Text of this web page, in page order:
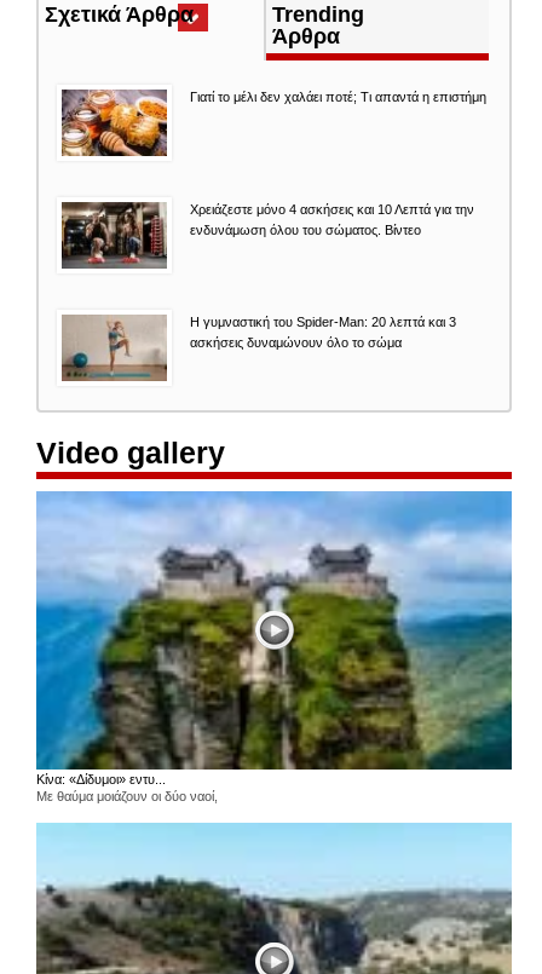
Σχετικά Άρθρα(ενεργή
καρτέλα)
Trending
Άρθρα
Γιατί το μέλι δεν χαλάει ποτέ; Τι απαντά η επιστήμη
Χρειάζεστε μόνο 4 ασκήσεις και 10 Λεπτά για την
ενδυνάμωση όλου του σώματος. Βίντεο
Η γυμναστική του Spider-Man: 20 λεπτά και 3
ασκήσεις δυναμώνουν όλο το σώμα
Video gallery
Κίνα: «Δίδυμοι» εντυ...
Με θαύμα μοιάζουν οι δύο ναοί,